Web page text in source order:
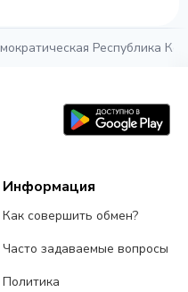
Республика
Информация
Как совершить обмен?
Часто задаваемые вопросы
Политика